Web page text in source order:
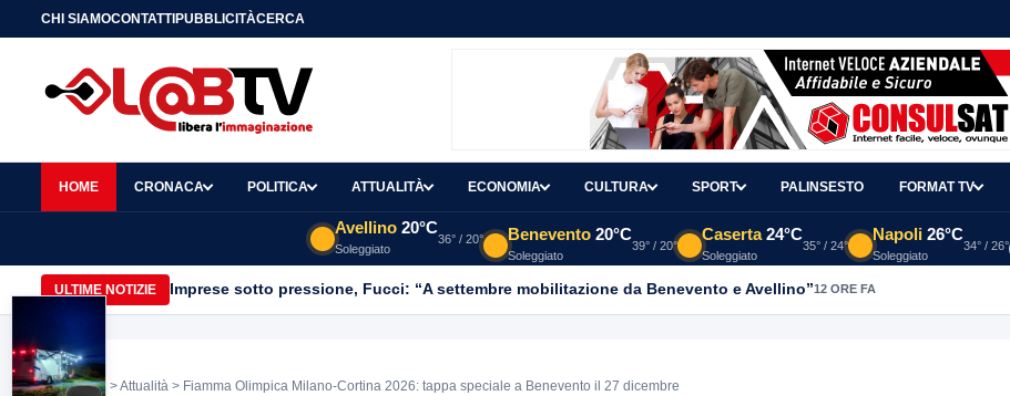
CHI SIAMOCONTATTIPUBBLICITÀCERCA
HOME CRONACA POLITICA ATTUALITÀ ECONOMIA CULTURA SPORT PALINSESTO FORMAT TV
Avellino 20°C
Soleggiato
36° / 20° Benevento 20°C
Soleggiato
39° / 20°
Caserta 24°C
Soleggiato
35° / 24°
Napoli 26°C
Soleggiato
34° / 26°
ULTIME NOTIZIE Imprese sotto pressione, Fucci: “A settembre mobilitazione da Benevento e Avellino”12 ORE FA
Home >Attualità > Fiamma Olimpica Milano-Cortina 2026: tappa speciale a Benevento il 27 dicembre